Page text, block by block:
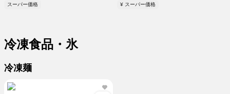
スーパー価格 ¥ スーパー価格
冷凍食品・氷
冷凍麺